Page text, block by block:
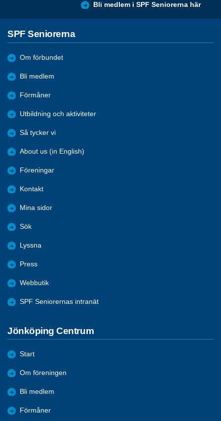
Bli medlem i SPF Seniorerna här
SPF Seniorerna
Om förbundet
Bli medlem
Förmåner
Utbildning och aktiviteter
Så tycker vi
About us (in English)
Föreningar
Kontakt
Mina sidor
Sök
Lyssna
Press
Webbutik
SPF Seniorernas intranät
Jönköping Centrum
Start
Om föreningen
Bli medlem
Förmåner